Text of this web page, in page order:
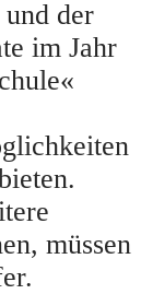
der
im Jahr
müssen